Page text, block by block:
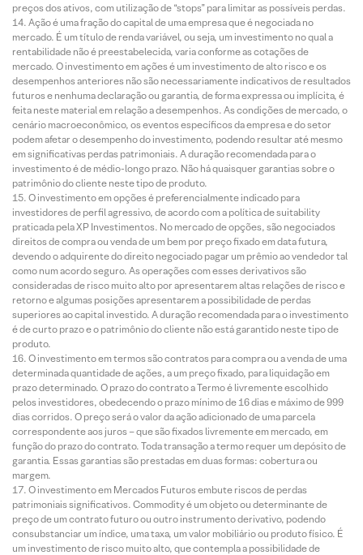
preços dos ativos, com utilização de “stops” para limitar as possíveis perdas.
Ação é uma fração do capital de uma empresa que é negociada no
mercado. É um título de renda variável, ou seja, um investimento no qual a
rentabilidade não é preestabelecida, varia conforme as cotações de
mercado. O investimento em ações é um investimento de alto risco e os
desempenhos anteriores não são necessariamente indicativos de resultados
futuros e nenhuma declaração ou garantia, de forma expressa ou implícita, é
feita neste material em relação a desempenhos. As condições de mercado, o
cenário macroeconômico, os eventos específicos da empresa e do setor
podem afetar o desempenho do investimento, podendo resultar até mesmo
em significativas perdas patrimoniais. A duração recomendada para o
investimento é de médio-longo prazo. Não há quaisquer garantias sobre o
patrimônio do cliente neste tipo de produto.
O investimento em opções é preferencialmente indicado para
investidores de perfil agressivo, de acordo com a política de suitability
praticada pela XP Investimentos. No mercado de opções, são negociados
direitos de compra ou venda de um bem por preço fixado em data futura,
devendo o adquirente do direito negociado pagar um prêmio ao vendedor tal
como num acordo seguro. As operações com esses derivativos são
consideradas de risco muito alto por apresentarem altas relações de risco e
retorno e algumas posições apresentarem a possibilidade de perdas
superiores ao capital investido. A duração recomendada para o investimento
é de curto prazo e o patrimônio do cliente não está garantido neste tipo de
produto.
O investimento em termos são contratos para compra ou a venda de uma
determinada quantidade de ações, a um preço fixado, para liquidação em
prazo determinado. O prazo do contrato a Termo é livremente escolhido
pelos investidores, obedecendo o prazo mínimo de 16 dias e máximo de 999
dias corridos. O preço será o valor da ação adicionado de uma parcela
correspondente aos juros – que são fixados livremente em mercado, em
função do prazo do contrato. Toda transação a termo requer um depósito de
garantia. Essas garantias são prestadas em duas formas: cobertura ou
margem.
O investimento em Mercados Futuros embute riscos de perdas
patrimoniais significativos. Commodity é um objeto ou determinante de
preço de um contrato futuro ou outro instrumento derivativo, podendo
consubstanciar um índice, uma taxa, um valor mobiliário ou produto físico. É
um investimento de risco muito alto, que contempla a possibilidade de